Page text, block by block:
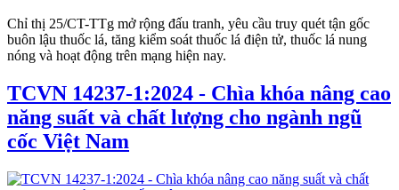
Chỉ thị 25/CT-TTg mở rộng đấu tranh, yêu cầu truy quét tận gốc
buôn lậu thuốc lá, tăng kiểm soát thuốc lá điện tử, thuốc lá nung
nóng và hoạt động trên mạng hiện nay.
TCVN 14237-1:2024 - Chìa khóa nâng cao
năng suất và chất lượng cho ngành ngũ
cốc Việt Nam